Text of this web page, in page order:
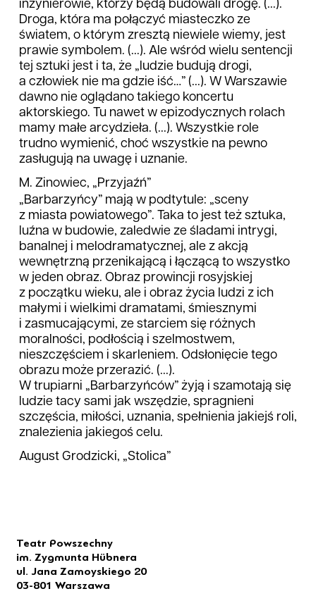
inżynierowie, którzy będą budowali drogę. (...).
Droga, która ma połączyć miasteczko ze
światem, o którym zresztą niewiele wiemy, jest
prawie symbolem. (...). Ale wśród wielu sentencji
tej sztuki jest i ta, że „ludzie budują drogi,
a człowiek nie ma gdzie iść…” (...). W Warszawie
dawno nie oglądano takiego koncertu
aktorskiego. Tu nawet w epizodycznych rolach
mamy małe arcydzieła. (...). Wszystkie role
trudno wymienić, choć wszystkie na pewno
zasługują na uwagę i uznanie.
M. Zinowiec, „Przyjaźń”
„Barbarzyńcy” mają w podtytule: „sceny
z miasta powiatowego”. Taka to jest też sztuka,
luźna w budowie, zaledwie ze śladami intrygi,
banalnej i melodramatycznej, ale z akcją
wewnętrzną przenikającą i łączącą to wszystko
w jeden obraz. Obraz prowincji rosyjskiej
z początku wieku, ale i obraz życia ludzi z ich
małymi i wielkimi dramatami, śmiesznymi
i zasmucającymi, ze starciem się różnych
moralności, podłością i szelmostwem,
nieszczęściem i skarleniem. Odsłonięcie tego
obrazu może przerazić. (...).
W trupiarni „Barbarzyńców” żyją i szamotają się
ludzie tacy sami jak wszędzie, spragnieni
szczęścia, miłości, uznania, spełnienia jakiejś roli,
znalezienia jakiegoś celu.
August Grodzicki, „Stolica”
Teatr Powszechny
im. Zygmunta Hübnera
ul. Jana Zamoyskiego 20
03-801 Warszawa